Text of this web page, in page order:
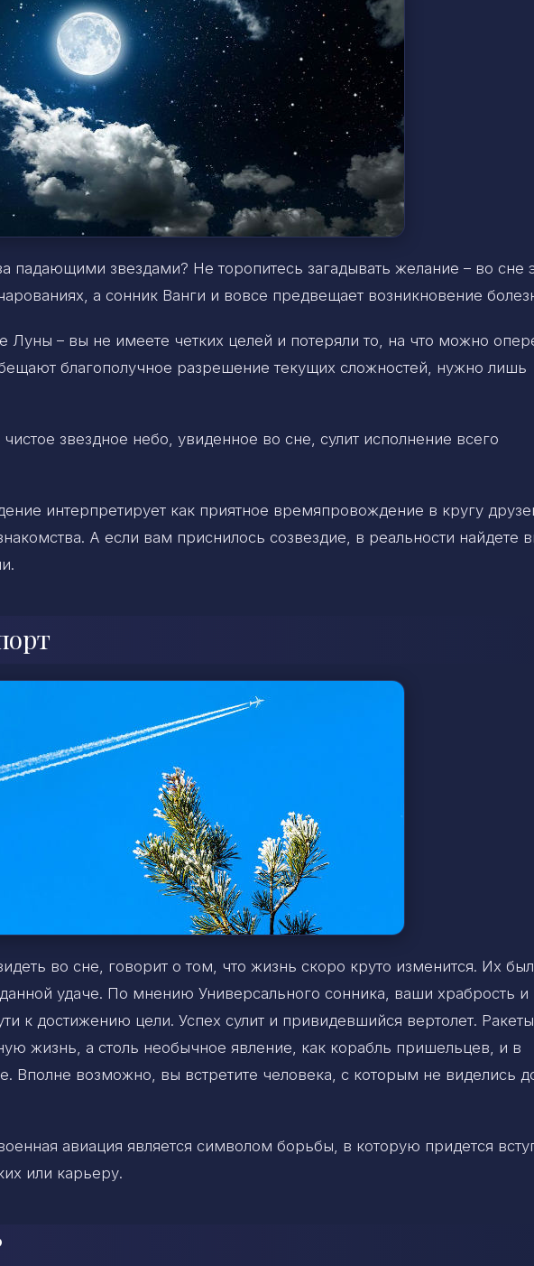
падающими звездами? Не торопитесь загадывать желание – во сне
а сонник Ванги и вовсе предвещает возникновение
Луны – вы не имеете четких целей и потеряли то, на что можно
благополучное разрешение текущих сложностей, нужно лишь
звездное небо, увиденное во сне, сулит исполнение всего
интерпретирует как приятное времяпровождение в кругу
А если вам приснилось созвездие, в реальности найдете
во сне, говорит о том, что жизнь скоро круто изменится. Их
удаче. По мнению Универсального сонника, ваши храбрость и
к достижению цели. Успех сулит и привидевшийся вертолет. Ракеты
жизнь, а столь необычное явление, как корабль пришельцев, и в
Вполне возможно, вы встретите человека, с которым не виделись
авиация является символом борьбы, в которую придется
или карьеру.